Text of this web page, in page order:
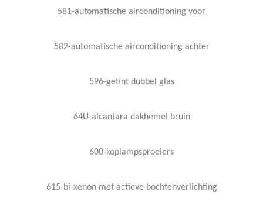
581-automatische airconditioning voor
582-automatische airconditioning achter
596-getint dubbel glas
64U-alcantara dakhemel bruin
600-koplampsproeiers
615-bi-xenon met actieve bochtenverlichting